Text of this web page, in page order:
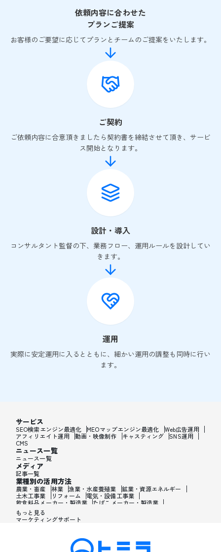
依頼内容に合わせた
プランご提案
お客様のご要望に応じてプランとチームのご提案をいたします。
ご契約
ご依頼内容に合意頂きましたら契約書を締結させて頂き、サービ
ス開始となります。
設計・導入
コンサルタント監督の下、業務フロー、運用ルールを設計してい
きます。
運用
実際に安定運用に入るとともに、細かい運用の調整も同時に行い
ます。
サービス
SEO検索エンジン最適化 MEOマップエンジン最適化
Web広告運用
アフィリエイト運用
動画・映像制作 キャスティング
SNS運用
CMS
ニュース一覧
ニュース一覧
メディア
記事一覧
業種別の活用方法
農業・畜産 林業 漁業・水産養殖業
鉱業・資源エネルギー
土木工事業
リフォーム
電気・設備工事業
飲食料品メーカー・製造業
たばこメーカー・製造業
飼料・ペットフードメーカー・製造業
木材・建材メーカー・製造業
家具・オフィス用品メーカー・製造業
印刷・製本・印刷加工メーカー・製造業
医薬品メーカー・製造業
化粧品メーカー・製造業
もっと見る
マーケティングサポート